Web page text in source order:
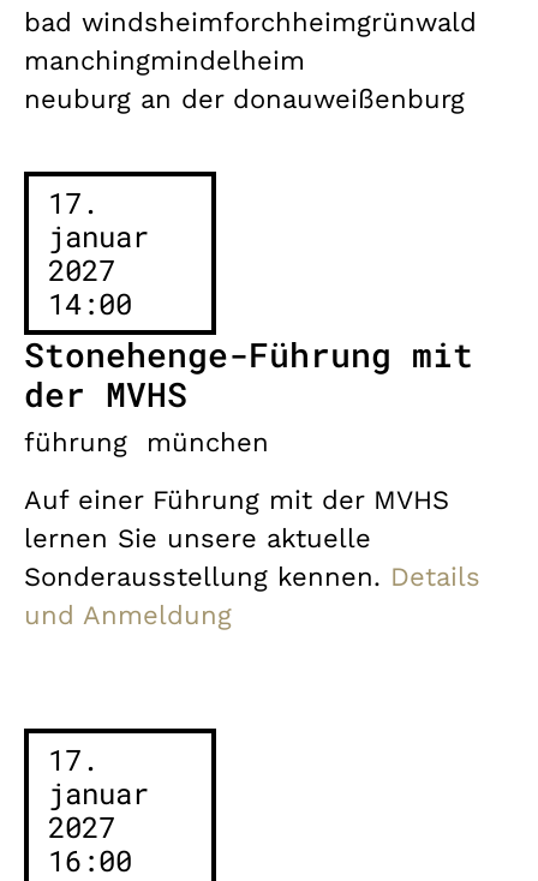
bad windsheimforchheimgrünwald
manchingmindelheim
neuburg an der donauweißenburg
17.
januar
2027
14:00
Stonehenge-Führung mit
der MVHS
führung
münchen
Auf einer Führung mit der MVHS
lernen Sie unsere aktuelle
Sonderausstellung kennen. Details
und Anmeldung
17.
januar
2027
16:00